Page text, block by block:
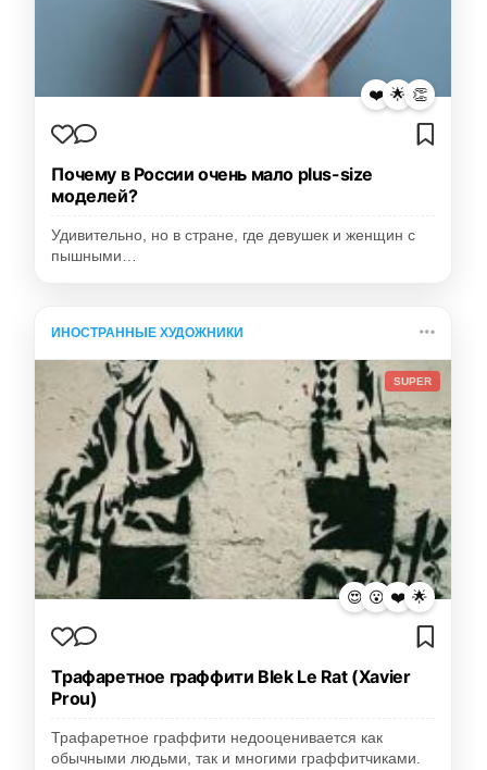
❤️ 🌟 👏
Почему в России очень мало plus-size
моделей?
Удивительно, но в стране, где девушек и женщин с
пышными…
ИНОСТРАННЫЕ ХУДОЖНИКИ
SUPER
😍 😮 ❤️ 🌟
Трафаретное граффити Blek Le Rat (Xavier
Prou)
Трафаретное граффити недооценивается как
обычными людьми, так и многими граффитчиками.